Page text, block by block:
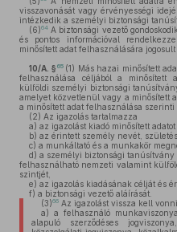
visszavonását vagy érvényességi
intézkedik a személyi biztonsági
(6)64 A biztonsági vezető
és pontos információval
minősített adat felhasználására jogosult
10/A. § 65 (1) Más hazai minősített
felhasználása céljából a minősített
külföldi személyi biztonsági
amelyet közvetlenül vagy a minősített
a minősített adat felhasználása szerinti
(2) Az igazolás tartalmazza
a) az igazolást kiadó minősített
b) az érintett személy nevét,
c) a munkáltató és a munkakör
d) a személyi biztonsági
felhasználható nemzeti valamint
szintjét,
e) az igazolás kiadásának célját és
f) a biztonsági vezető aláírását.
(3)66Az igazolást vissza kell
a) a felhasználó
alapuló szerződéses